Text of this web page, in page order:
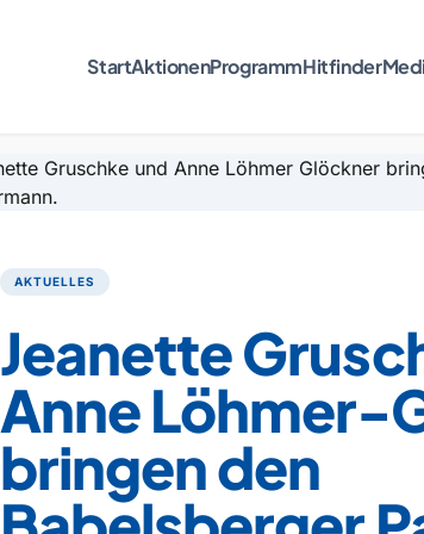
StartAktionenProgrammHitfinder
AKTUELLES
Jeanette
Anne Löhmer-
bringen den